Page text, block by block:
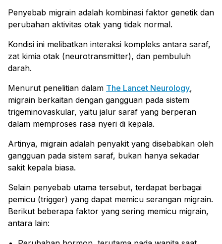
Penyebab migrain adalah kombinasi faktor genetik dan
perubahan aktivitas otak yang tidak normal.
Kondisi ini melibatkan interaksi kompleks antara saraf,
zat kimia otak (neurotransmitter), dan pembuluh
darah.
Menurut penelitian dalam The Lancet Neurology,
migrain berkaitan dengan gangguan pada sistem
trigeminovaskular, yaitu jalur saraf yang berperan
dalam memproses rasa nyeri di kepala.
Artinya, migrain adalah penyakit yang disebabkan oleh
gangguan pada sistem saraf, bukan hanya sekadar
sakit kepala biasa.
Selain penyebab utama tersebut, terdapat berbagai
pemicu (trigger) yang dapat memicu serangan migrain.
Berikut beberapa faktor yang sering memicu migrain,
antara lain: